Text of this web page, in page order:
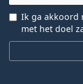
Ik ga akkoord
met het doel